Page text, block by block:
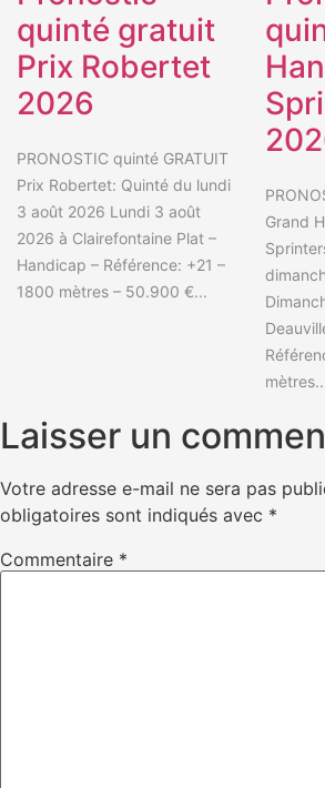
quinté gratuit
Prix Robertet
2026
PRONOSTIC quinté GRATUIT
Prix Robertet: Quinté du lundi
3 août 2026 Lundi 3 août
2026 à Clairefontaine Plat –
Handicap – Référence: +21 –
1800 mètres – 50.900 €...
Grand
Laisser un
Votre adresse e-mail ne sera pas
obligatoires sont indiqués avec *
Commentaire *